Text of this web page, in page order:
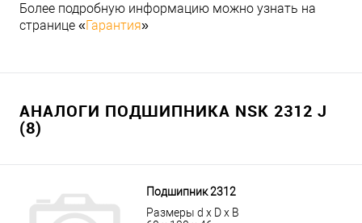
Более подробную информацию можно узнать на
странице «Гарантия»
АНАЛОГИ ПОДШИПНИКА NSK 2312 J
(8)
Подшипник 2312
Размеры d x D x B